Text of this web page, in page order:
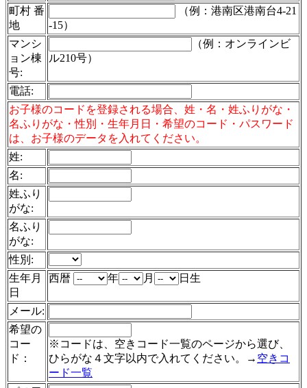
町村 番
地
（例：港南区港南台4-21
-15）
マンシ
ョン棟
号:
（例：オンラインビ
ル210号）
電話:
お子様のコードを登録される場合、姓・名・姓ふりがな・
名ふりがな・性別・生年月日・希望のコード・パスワード
は、お子様のデータを入れてください。
姓:
名:
姓ふり
がな:
名ふり
がな:
性別:
生年月
日
西暦 年 月 日生
メール:
希望の
コー
ド：
※コードは、空きコード一覧のページから選び、
ひらがな４文字以内で入れてください。→ 空きコ
ード一覧